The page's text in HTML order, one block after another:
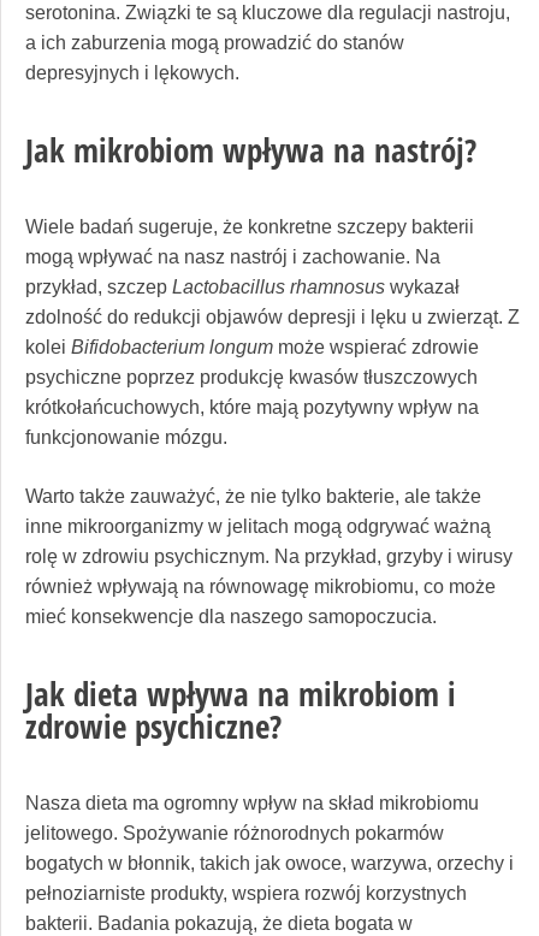
serotonina. Związki te są kluczowe dla regulacji nastroju,
a ich zaburzenia mogą prowadzić do stanów
depresyjnych i lękowych.
Jak mikrobiom wpływa na nastrój?
Wiele badań sugeruje, że konkretne szczepy bakterii
mogą wpływać na nasz nastrój i zachowanie. Na
przykład, szczep Lactobacillus rhamnosus wykazał
zdolność do redukcji objawów depresji i lęku u zwierząt. Z
kolei Bifidobacterium longum może wspierać zdrowie
psychiczne poprzez produkcję kwasów tłuszczowych
krótkołańcuchowych, które mają pozytywny wpływ na
funkcjonowanie mózgu.
Warto także zauważyć, że nie tylko bakterie, ale także
inne mikroorganizmy w jelitach mogą odgrywać ważną
rolę w zdrowiu psychicznym. Na przykład, grzyby i wirusy
również wpływają na równowagę mikrobiomu, co może
mieć konsekwencje dla naszego samopoczucia.
Jak dieta wpływa na mikrobiom i
zdrowie psychiczne?
Nasza dieta ma ogromny wpływ na skład mikrobiomu
jelitowego. Spożywanie różnorodnych pokarmów
bogatych w błonnik, takich jak owoce, warzywa, orzechy i
pełnoziarniste produkty, wspiera rozwój korzystnych
bakterii. Badania pokazują, że dieta bogata w